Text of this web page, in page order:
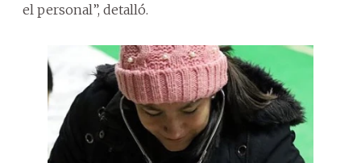
el personal”, detalló.